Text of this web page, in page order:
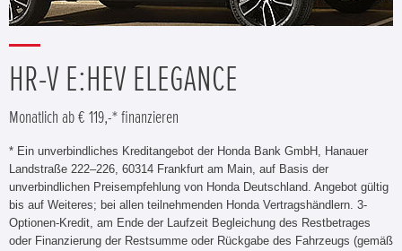
HR-V E:HEV ELEGANCE
Monatlich ab € 119,-* finanzieren
* Ein unverbindliches Kreditangebot der Honda Bank GmbH, Hanauer
Landstraße 222–226, 60314 Frankfurt am Main, auf Basis der
unverbindlichen Preisempfehlung von Honda Deutschland. Angebot gültig
bis auf Weiteres; bei allen teilnehmenden Honda Vertragshändlern. 3-
Optionen-Kredit, am Ende der Laufzeit Begleichung des Restbetrages
oder Finanzierung der Restsumme oder Rückgabe des Fahrzeugs (gemäß